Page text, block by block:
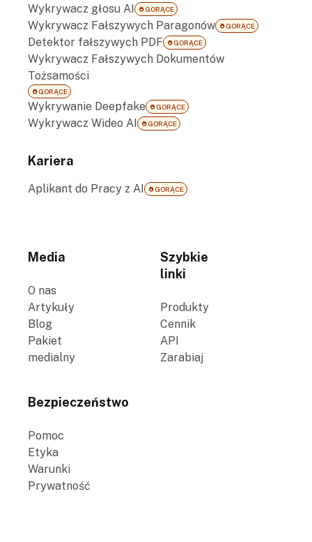
Wykrywacz głosu AI GORĄCE
Wykrywacz Fałszywych Paragonów GORĄCE
Detektor fałszywych PDF GORĄCE
Wykrywacz Fałszywych Dokumentów
Tożsamości
GORĄCE
Wykrywanie Deepfake GORĄCE
Wykrywacz Wideo AI GORĄCE
Kariera
Aplikant do Pracy z AI GORĄCE
Media
O nas
Artykuły
Blog
Pakiet
medialny
Szybkie
linki
Produkty
Cennik
API
Zarabiaj
Bezpieczeństwo
Pomoc
Etyka
Warunki
Prywatność